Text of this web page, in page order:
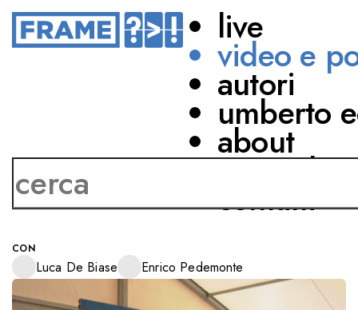
live
video e
autori
umberto
about
network
contatti
POLAR BUBBLE:
CONTRO LA
POLARIZZAZIONE E LE
BOLLE INFORMATIVE
CON
Luca De Biase Enrico Pedemonte